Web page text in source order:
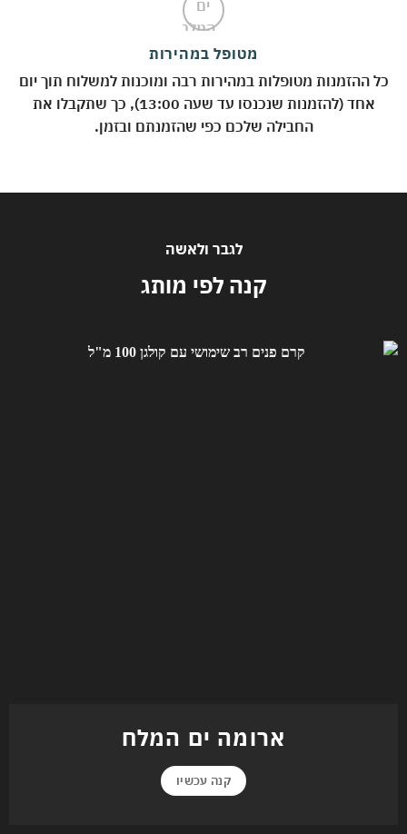
מטופל במהירות
ההזמנות מטופלות במהירות רבה ומוכנות למשלוח תוך יום
אחד (להזמנות שנכנסו עד שעה 13:00), כך שתקבלו את
החבילה שלכם כפי שהזמנתם ובזמן.
לגבר ולאשה
קנה לפי מותג
ארומה ים המלח
קנה עכשיו